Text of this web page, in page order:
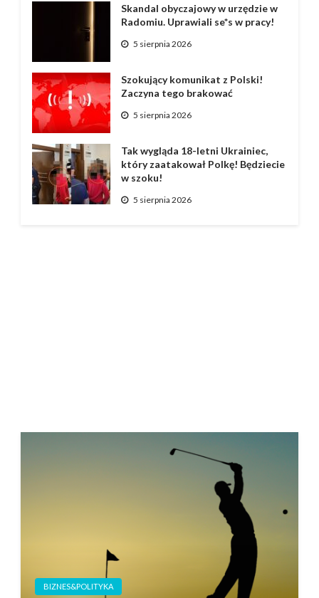
Skandal obyczajowy w urzędzie w
Radomiu. Uprawiali se*s w pracy!
5 sierpnia 2026
Szokujący komunikat z Polski!
Zaczyna tego brakować
5 sierpnia 2026
Tak wygląda 18-letni Ukrainiec,
który zaatakował Polkę! Będziecie
w szoku!
5 sierpnia 2026
BIZNES&POLITYKA